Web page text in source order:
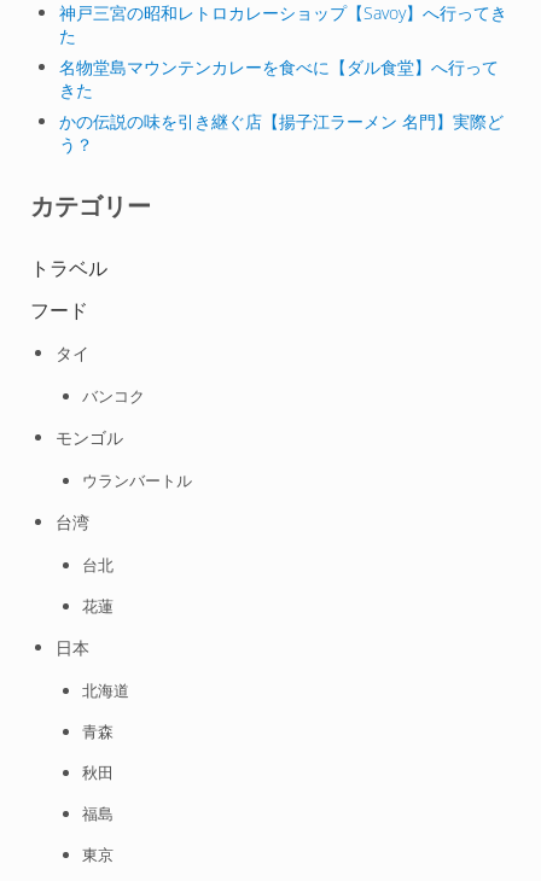
神戸三宮の昭和レトロカレーショップ【Savoy】へ行ってき
た
名物堂島マウンテンカレーを食べに【ダル食堂】へ行って
きた
かの伝説の味を引き継ぐ店【揚子江ラーメン 名門】実際ど
う？
カテゴリー
トラベル
フード
タイ
バンコク
モンゴル
ウランバートル
台湾
台北
花蓮
日本
北海道
青森
秋田
福島
東京